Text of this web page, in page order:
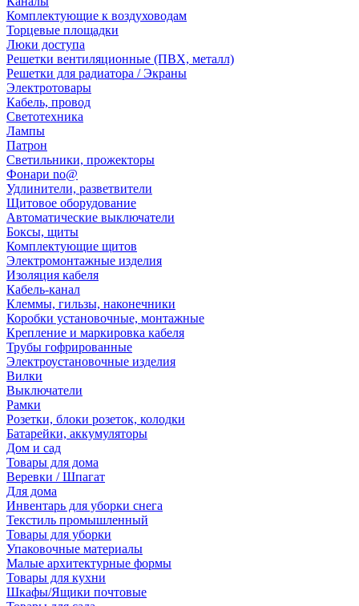
Комплектующие к воздуховодам
Торцевые площадки
Люки доступа
Решетки вентиляционные (ПВХ, металл)
Решетки для радиатора / Экраны
Электротовары
Кабель, провод
Светотехника
Лампы
Патрон
Светильники, прожекторы
Фонари no@
Удлинители, разветвители
Щитовое оборудование
Автоматические выключатели
Боксы, щиты
Комплектующие щитов
Электромонтажные изделия
Изоляция кабеля
Кабель-канал
Клеммы, гильзы, наконечники
Коробки установочные, монтажные
Крепление и маркировка кабеля
Трубы гофрированные
Электроустановочные изделия
Вилки
Выключатели
Рамки
Розетки, блоки розеток, колодки
Батарейки, аккумуляторы
Дом и сад
Товары для дома
Веревки / Шпагат
Для дома
Инвентарь для уборки снега
Текстиль промышленный
Товары для уборки
Упаковочные материалы
Малые архитектурные формы
Товары для кухни
Шкафы/Ящики почтовые